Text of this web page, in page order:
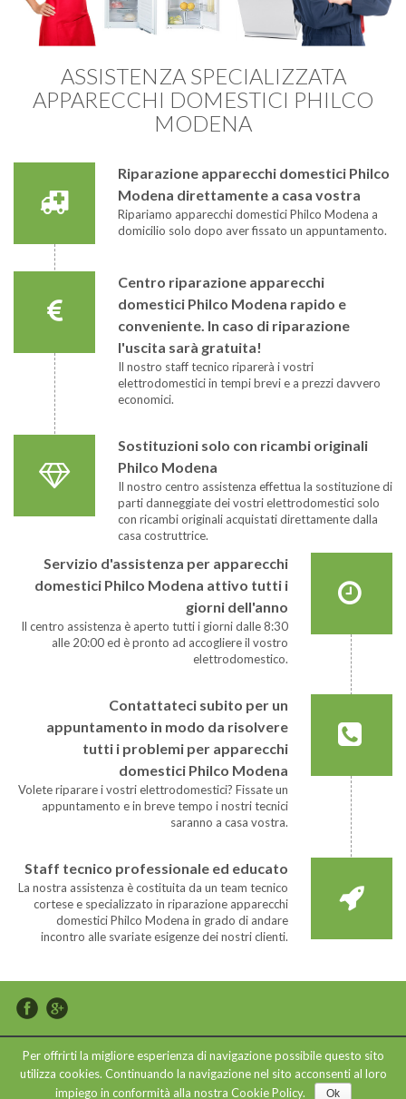
ASSISTENZA SPECIALIZZATA
APPARECCHI DOMESTICI PHILCO
MODENA
Riparazione apparecchi domestici Philco
Modena direttamente a casa vostra
Ripariamo apparecchi domestici Philco Modena a
domicilio solo dopo aver fissato un appuntamento.
Centro riparazione apparecchi
domestici Philco Modena rapido e
conveniente. In caso di riparazione
l'uscita sarà gratuita!
Il nostro staff tecnico riparerà i vostri
elettrodomestici in tempi brevi e a prezzi davvero
economici.
Sostituzioni solo con ricambi originali
Philco Modena
Il nostro centro assistenza effettua la sostituzione di
parti danneggiate dei vostri elettrodomestici solo
con ricambi originali acquistati direttamente dalla
casa costruttrice.
Servizio d'assistenza per apparecchi
domestici Philco Modena attivo tutti i
giorni dell'anno
Il centro assistenza è aperto tutti i giorni dalle 8:30
alle 20:00 ed è pronto ad accogliere il vostro
elettrodomestico.
Contattateci subito per un
appuntamento in modo da risolvere
tutti i problemi per apparecchi
domestici Philco Modena
Volete riparare i vostri elettrodomestici? Fissate un
appuntamento e in breve tempo i nostri tecnici
saranno a casa vostra.
Staff tecnico professionale ed educato
La nostra assistenza è costituita da un team tecnico
cortese e specializzato in riparazione apparecchi
domestici Philco Modena in grado di andare
incontro alle svariate esigenze dei nostri clienti.
Copyright © 2015 Assistenza Elettrodomestici Modena - P.IVA
03677950366 - Web Design e Posizionamento sui Motori by
Per offrirti la migliore esperienza di navigazione possibile questo sito
utilizza cookies. Continuando la navigazione nel sito acconsenti al loro
impiego in conformità alla nostra Cookie Policy.
Ok